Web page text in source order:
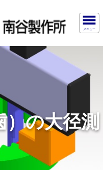
メニュー
）の大径測